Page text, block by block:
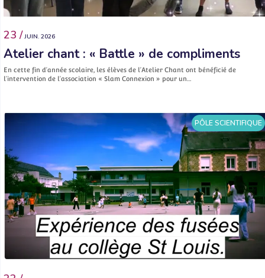
23 / JUIN. 2026
Atelier chant : « Battle » de compliments
En cette fin d’année scolaire, les élèves de l’Atelier Chant ont bénéficié de
l’intervention de l’association « Slam Connexion » pour un…
PÔLE SCIENTIFIQUE